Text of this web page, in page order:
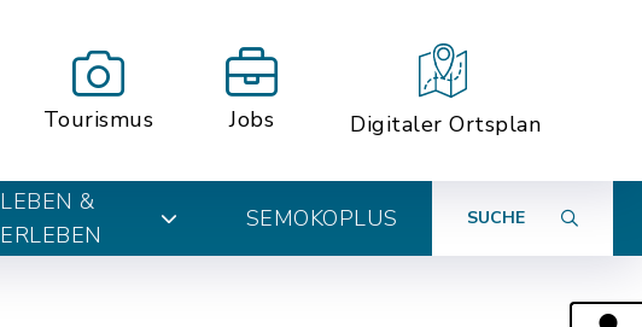
Tourismus Jobs Digitaler Ortsplan
LEBEN &
ERLEBEN
SEMOKOPLUS SUCHE